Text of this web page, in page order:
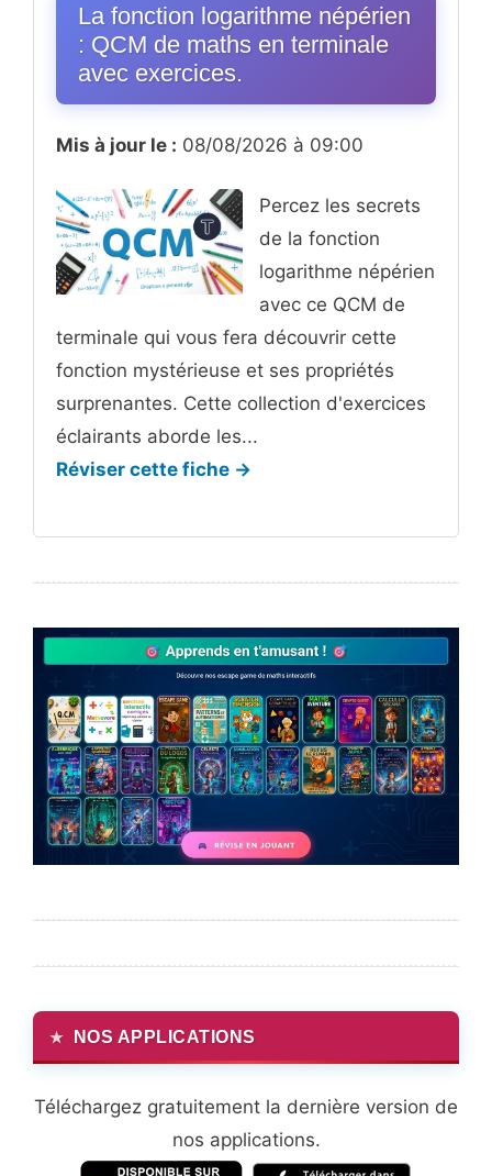
La fonction logarithme népérien
: QCM de maths en terminale
avec exercices.
Mis à jour le : 08/08/2026 à 09:00
Percez les secrets
de la fonction
logarithme népérien
avec ce QCM de
terminale qui vous fera découvrir cette
fonction mystérieuse et ses propriétés
surprenantes. Cette collection d'exercices
éclairants aborde les...
Réviser cette fiche →
NOS APPLICATIONS
Téléchargez gratuitement la dernière version de
nos applications.